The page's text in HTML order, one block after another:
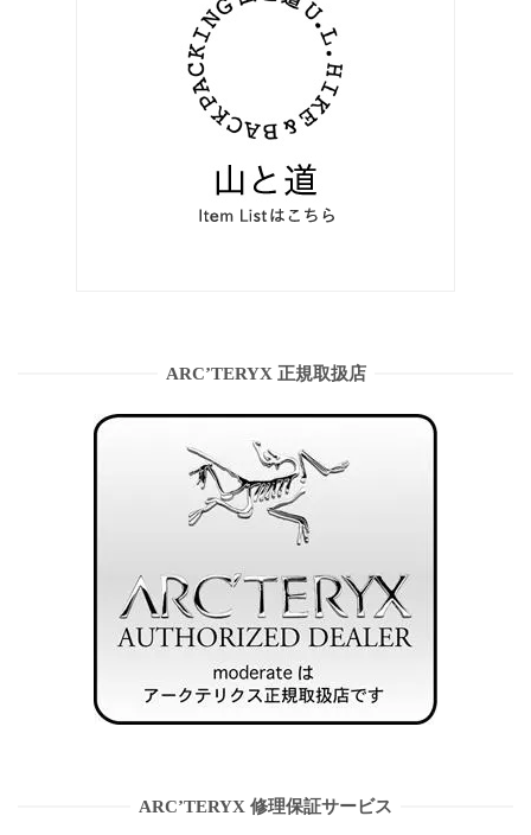
ARC’TERYX 正規取扱店
ARC’TERYX 修理保証サービス